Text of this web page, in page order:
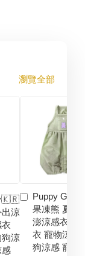
瀏覽全部
涼
涼
感
Puppy
果凍熊 夏季
澎涼感衣 狗
衣 寵物涼感
狗涼感 寵物